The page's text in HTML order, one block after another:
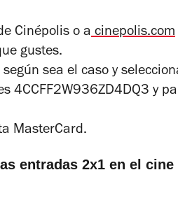
Cinépolis o a cinepolis.com
gustes.
sea el caso y
4CCFF2W936ZD4DQ3 y
MasterCard.
entradas 2x1 en el cine